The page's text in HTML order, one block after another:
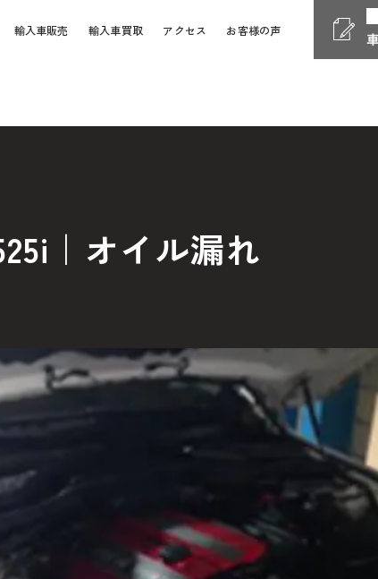
輸入車販売 輸入車買取 アクセス お客様の声
電話受付時間 10:00 -
Form 24時間受付対応の
電話・メールなどのご連絡方法意外にも、オンラインでの
お問い合わせフォームにて、オンラインでのご連絡をご希
｜オイル漏れ